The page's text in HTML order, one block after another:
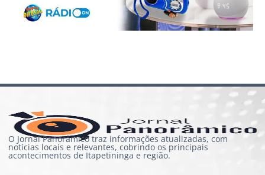
O Jornal Panorâmico traz informações atualizadas, com
notícias locais e relevantes, cobrindo os principais
acontecimentos de Itapetininga e região.